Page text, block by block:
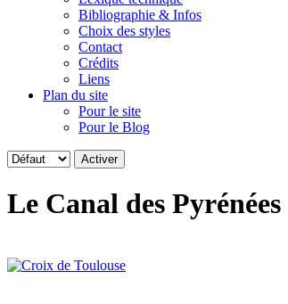
Bibliographie & Infos
Choix des styles
Contact
Crédits
Liens
Plan du site
Pour le site
Pour le Blog
Le Canal des Pyrénées